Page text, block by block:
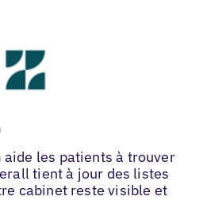
les patients à trouver
tient à jour des listes
cabinet reste visible et